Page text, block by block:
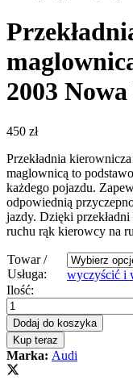
2003
450 zł
Przekładnia
maglownicą to
każdego pojazdu.
odpowiednią
jazdy. Dzięki
ruchu rąk kierowcy na
Towar /
Usługa:
wyczyścić i
Przekładnia
kierownicza
-
maglownica
Audi
A3
8L
Ilość:
Dodaj do koszyka
Kup teraz
Marka: Audi